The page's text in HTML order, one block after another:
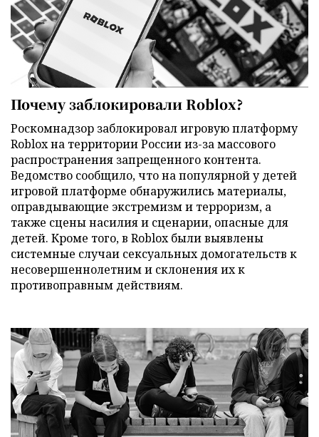
Почему заблокировали Roblox?
Роскомнадзор заблокировал игровую платформу
Roblox на территории России из-за массового
распространения запрещенного контента.
Ведомство сообщило, что на популярной у детей
игровой платформе обнаружились материалы,
оправдывающие экстремизм и терроризм, а
также сцены насилия и сценарии, опасные для
детей. Кроме того, в Roblox были выявлены
системные случаи сексуальных домогательств к
несовершеннолетним и склонения их к
противоправным действиям.